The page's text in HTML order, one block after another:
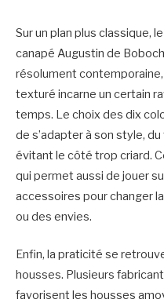
Sur un plan plus classique,
canapé Augustin de
résolument
texturé incarne un certain
temps. Le choix des dix
de s’adapter à son style,
évitant le côté trop criard.
qui permet aussi de jouer
accessoires pour changer
ou des envies.
Enfin, la praticité se
housses. Plusieurs
favorisent les housses